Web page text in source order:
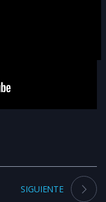
SIGUIENTE